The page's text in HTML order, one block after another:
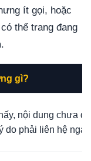
ít gọi, hoặc
thể trang đang
gì?
nội dung chưa
do phải liên hệ